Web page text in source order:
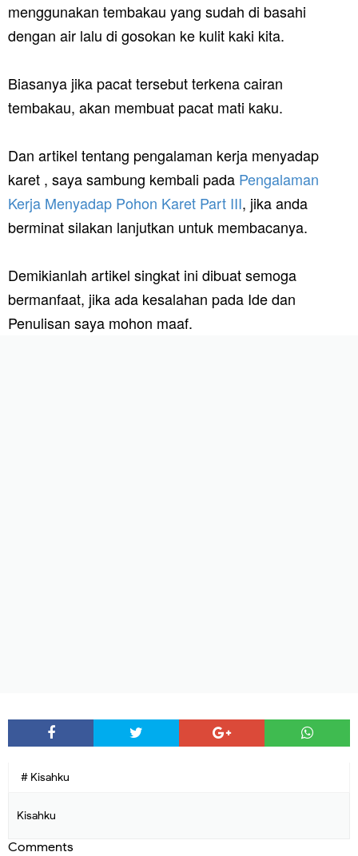
menggunakan tembakau yang sudah di basahi
dengan air lalu di gosokan ke kulit kaki kita.
Biasanya jika pacat tersebut terkena cairan
tembakau, akan membuat pacat mati kaku.
Dan artikel tentang pengalaman kerja menyadap
karet , saya sambung kembali pada Pengalaman
Kerja Menyadap Pohon Karet Part III, jika anda
berminat silakan lanjutkan untuk membacanya.
Demikianlah artikel singkat ini dibuat semoga
bermanfaat, jika ada kesalahan pada Ide dan
Penulisan saya mohon maaf.
# Kisahku
Kisahku
Comments